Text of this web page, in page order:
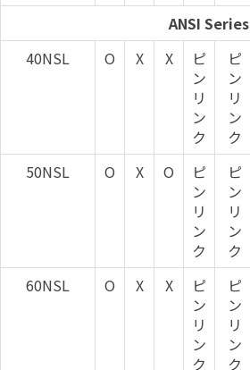
ANSI Series
40NSL
O X X
ピ
ン
リ
ン
ク
ピ
ン
リ
ン
ク
50NSL O X O
ピ
ン
リ
ン
ク
ピ
ン
リ
ン
ク
60NSL O X X
ピ
ン
リ
ン
ク
ピ
ン
リ
ン
ク